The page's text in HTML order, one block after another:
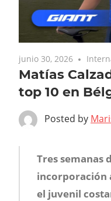
junio 30, 2026
Matías
top 10 en
Posted by
Tres semanas
incorporación
el juvenil